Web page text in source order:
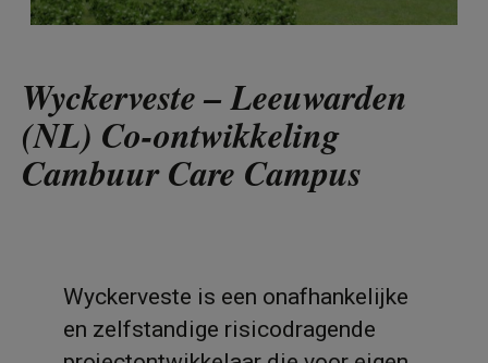
Wyckerveste – Leeuwarden
(NL) Co-ontwikkeling
Cambuur Care Campus
Wyckerveste is een onafhankelijke
en zelfstandige risicodragende